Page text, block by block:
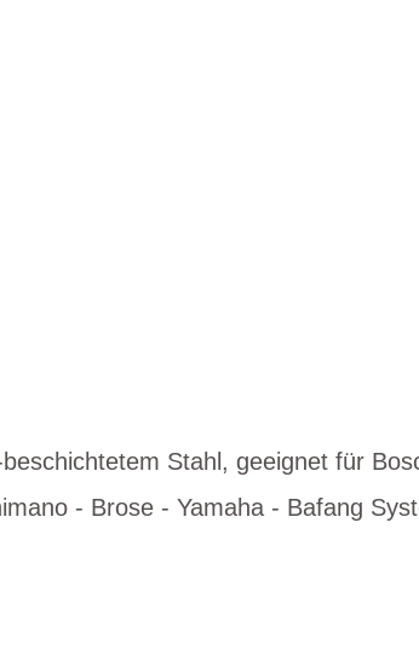
Stahl, geeignet für
- Brose - Yamaha - Bafang